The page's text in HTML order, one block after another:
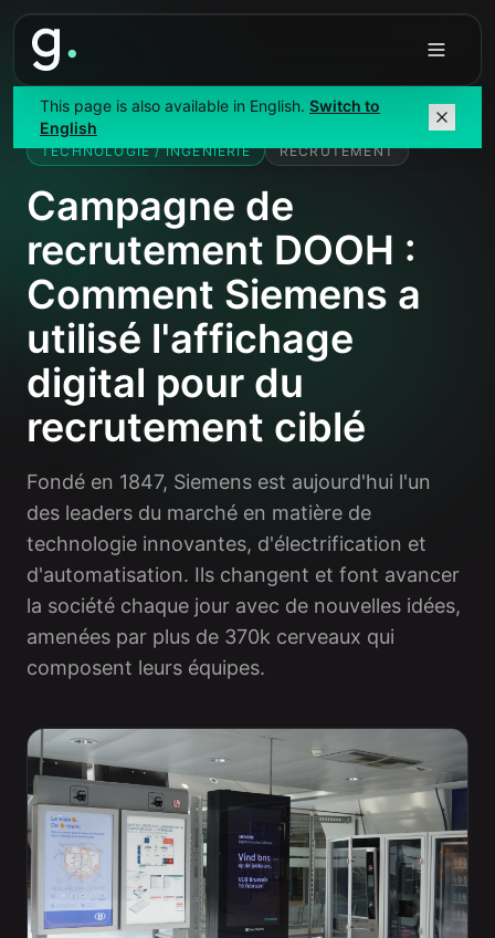
This page is also available in English. Switch to
English
Accueil / Études de cas / Siemens
TECHNOLOGIE / INGENIERIE RECRUTEMENT
Campagne de
recrutement DOOH :
Comment Siemens a
utilisé l'affichage
digital pour du
recrutement ciblé
Fondé en 1847, Siemens est aujourd'hui l'un
des leaders du marché en matière de
technologie innovantes, d'électrification et
d'automatisation. Ils changent et font avancer
la société chaque jour avec de nouvelles idées,
amenées par plus de 370k cerveaux qui
composent leurs équipes.